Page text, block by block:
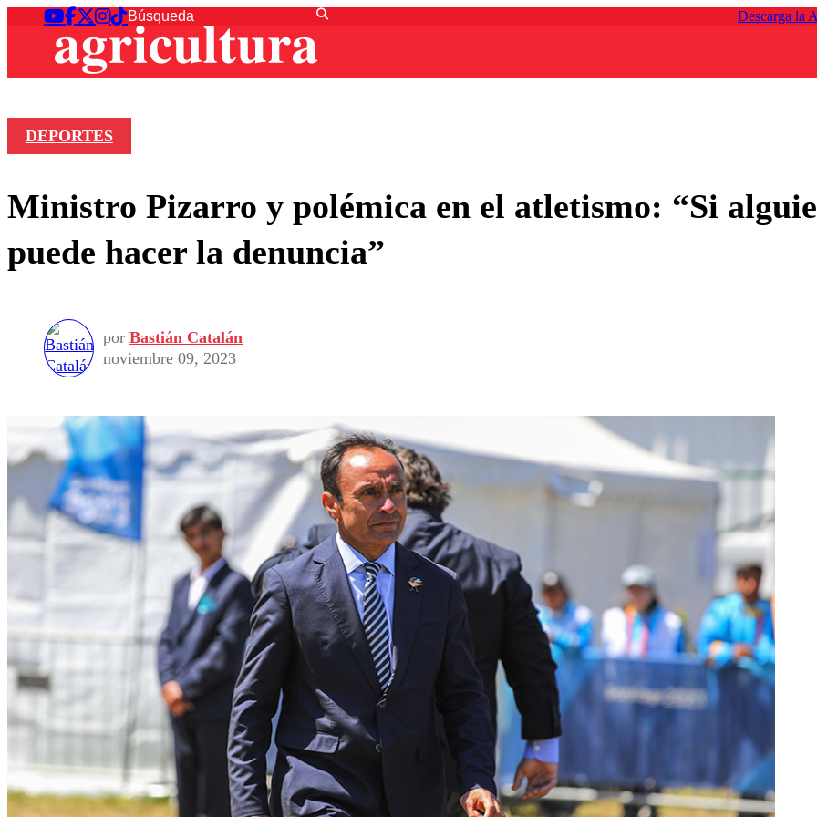
Descarga la
DEPORTES
Ministro Pizarro y polémica en el atletismo: “Si
puede hacer la denuncia”
por Bastián Catalán
noviembre 09, 2023